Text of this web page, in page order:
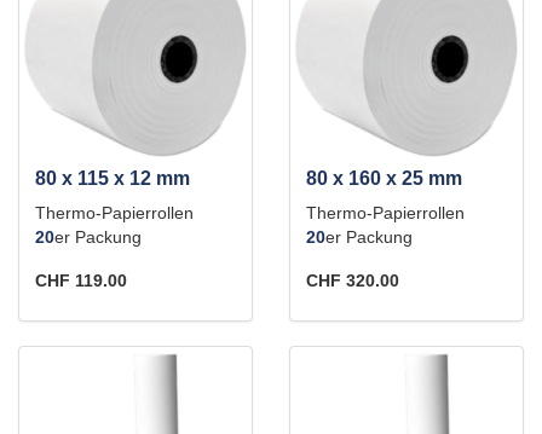
80 x 115 x 12 mm
Thermo-Papierrollen
20er Packung
CHF 119.00
80 x 160 x 25 mm
Thermo-Papierrollen
20er Packung
CHF 320.00